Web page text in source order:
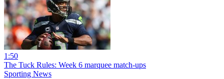
1:50
The Tuck Rules: Week 6 marquee match-ups
Sporting News